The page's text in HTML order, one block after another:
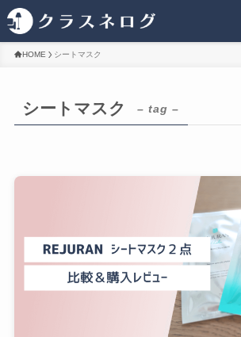
HOME シートマスク
シートマスク – tag –